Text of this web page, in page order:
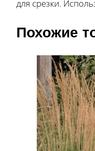
для срезки.
Похожие